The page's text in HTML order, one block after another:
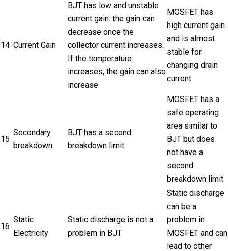
14 Current Gain
BJT has low and unstable
current gain: the gain can
decrease once the
collector current increases.
If the temperature
increases, the gain can also
increase
MOSFET has
high current gain
and is almost
stable for
changing drain
current
15
Secondary
breakdown
BJT has a second
breakdown limit
MOSFET has a
safe operating
area similar to
BJT but does
not have a
second
breakdown limit
16
Static
Electricity
Static discharge is not a
problem in BJT
Static discharge
can be a
problem in
MOSFET and can
lead to other